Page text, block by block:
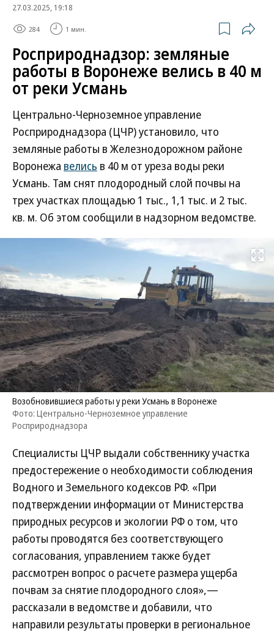
27.03.2025, 19:18
284 1 мин.
Росприроднадзор: земляные
работы в Воронеже велись в 40 м
от реки Усмань
Центрально-Черноземное управление
Росприроднадзора (ЦЧР) установило, что
земляные работы в Железнодорожном районе
Воронежа велись в 40 м от уреза воды реки
Усмань. Там снят плодородный слой почвы на
трех участках площадью 1 тыс., 1,1 тыс. и 2 тыс.
кв. м. Об этом сообщили в надзорном ведомстве.
Развернуть
Возобновившиеся работы у реки Усмань в Воронеже
Фото: Центрально-Черноземное управление
Росприроднадзора
Специалисты ЦЧР выдали собственнику участка
предостережение о необходимости соблюдения
Водного и Земельного кодексов РФ. «При
подтверждении информации от Министерства
природных ресурсов и экологии РФ о том, что
работы проводятся без соответствующего
согласования, управлением также будет
рассмотрен вопрос о расчете размера ущерба
почвам за снятие плодородного слоя»,—
рассказали в ведомстве и добавили, что
направили результаты проверки в региональное